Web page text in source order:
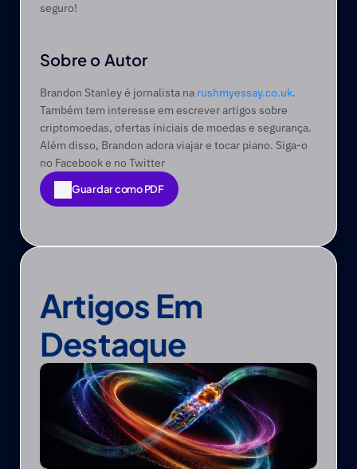
seguro!
Sobre o Autor
Brandon Stanley é jornalista na rushmyessay.co.uk.
Também tem interesse em escrever artigos sobre
criptomoedas, ofertas iniciais de moedas e segurança.
Além disso, Brandon adora viajar e tocar piano. Siga-o
no Facebook e no Twitter
Guardar como PDF
Guardar como PDF
Artigos Em
Destaque